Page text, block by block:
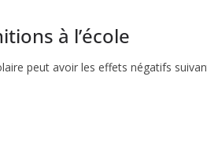
à l’école
peut avoir les effets négatifs